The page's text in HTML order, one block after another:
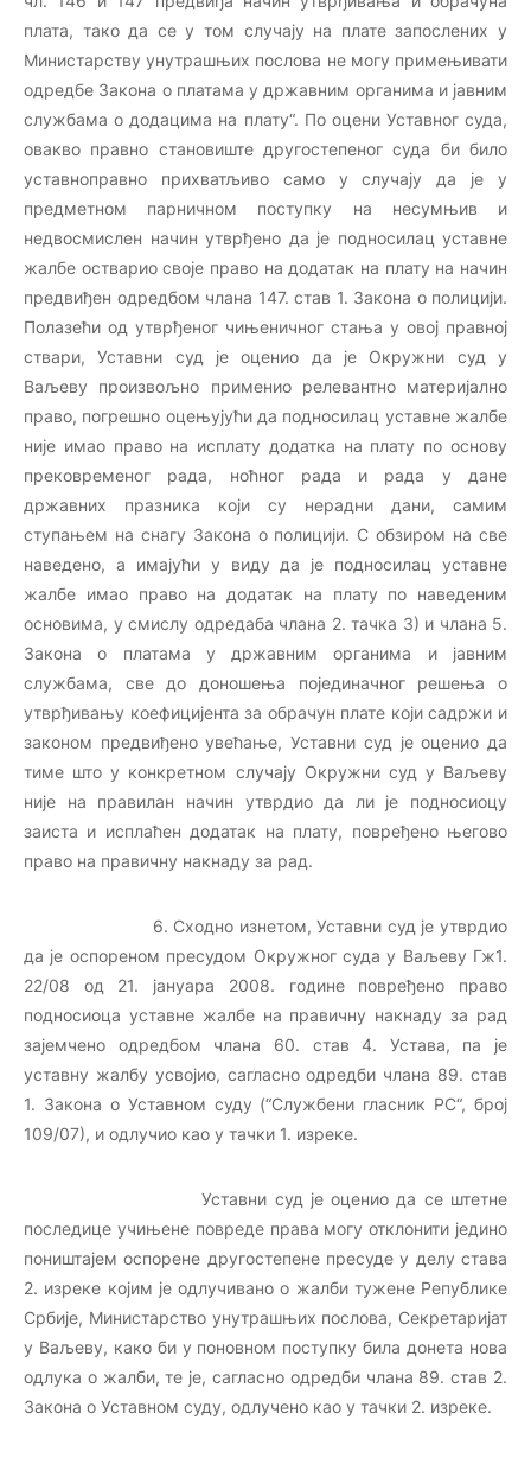
плата, тако да се у том случају на плате запослених у
Министарству унутрашњих послова не могу примењивати
одредбе Закона о платама у државним органима и јавним
службама о додацима на плату“. По оцени Уставног суда,
овакво правно становиште другостепеног суда би било
уставноправно прихватљиво само у случају да је у
предметном парничном поступку на несумњив и
недвосмислен начин утврђено да је подносилац уставне
жалбе остварио своје право на додатак на плату на начин
предвиђен одредбом члана 147. став 1. Закона о полицији.
Полазећи од утврђеног чињеничног стања у овој правној
ствари, Уставни суд је оценио да је Окружни суд у
Ваљеву произвољно применио релевантно материјално
право, погрешно оцењујући да подносилац уставне жалбе
није имао право на исплату додатка на плату по основу
прековременог рада, ноћног рада и рада у дане
државних празника који су нерадни дани, самим
ступањем на снагу Закона о полицији. С обзиром на све
наведено, а имајући у виду да је подносилац уставне
жалбе имао право на додатак на плату по наведеним
основима, у смислу одредаба члана 2. тачка 3) и члана 5.
Закона о платама у државним органима и јавним
службама, све до доношења појединачног решења о
утврђивању коефицијента за обрачун плате који садржи и
законом предвиђено увећање, Уставни суд је оценио да
тиме што у конкретном случају Окружни суд у Ваљеву
није на правилан начин утврдио да ли је подносиоцу
заиста и исплаћен додатак на плату, повређено његово
право на правичну накнаду за рад.
6. Сходно изнетом, Уставни суд је утврдио
да је оспореном пресудом Окружног суда у Ваљеву Гж1.
22/08 од 21. јануара 2008. године повређено право
подносиоца уставне жалбе на правичну накнаду за рад
зајемчено одредбом члана 60. став 4. Устава, па је
уставну жалбу усвојио, сагласно одредби члана 89. став
1. Закона о Уставном суду (“Службени гласник РС“, број
109/07), и одлучио као у тачки 1. изреке.
Уставни суд је оценио да се штетне
последице учињене повреде права могу отклонити једино
поништајем оспорене другостепене пресуде у делу става
2. изреке којим је одлучивано о жалби тужене Републике
Србије, Министарство унутрашњих послова, Секретаријат
у Ваљеву, како би у поновном поступку била донета нова
одлука о жалби, те је, сагласно одредби члана 89. став 2.
Закона о Уставном суду, одлучено као у тачки 2. изреке.